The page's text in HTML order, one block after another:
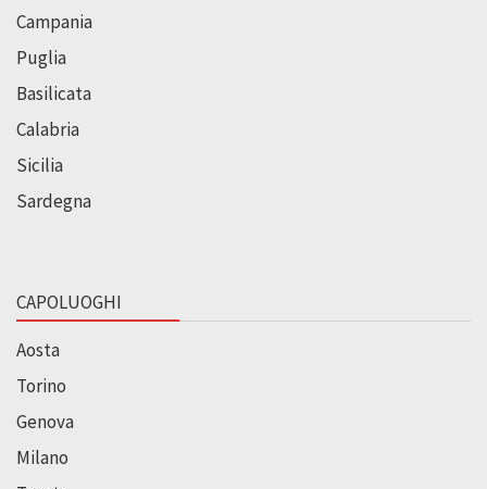
Campania
Puglia
Basilicata
Calabria
Sicilia
Sardegna
CAPOLUOGHI
Aosta
Torino
Genova
Milano